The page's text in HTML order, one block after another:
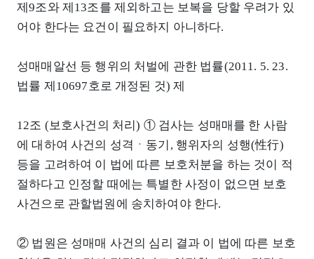
제9조와 제13조를 제외하고는 보복을 당할 우려가 있
어야 한다는 요건이 필요하지 아니하다.
성매매알선 등 행위의 처벌에 관한 법률(2011. 5. 23.
법률 제10697호로 개정된 것) 제
12조 (보호사건의 처리) ① 검사는 성매매를 한 사람
에 대하여 사건의 성격ㆍ동기, 행위자의 성행(性行)
등을 고려하여 이 법에 따른 보호처분을 하는 것이 적
절하다고 인정할 때에는 특별한 사정이 없으면 보호
사건으로 관할법원에 송치하여야 한다.
② 법원은 성매매 사건의 심리 결과 이 법에 따른 보호